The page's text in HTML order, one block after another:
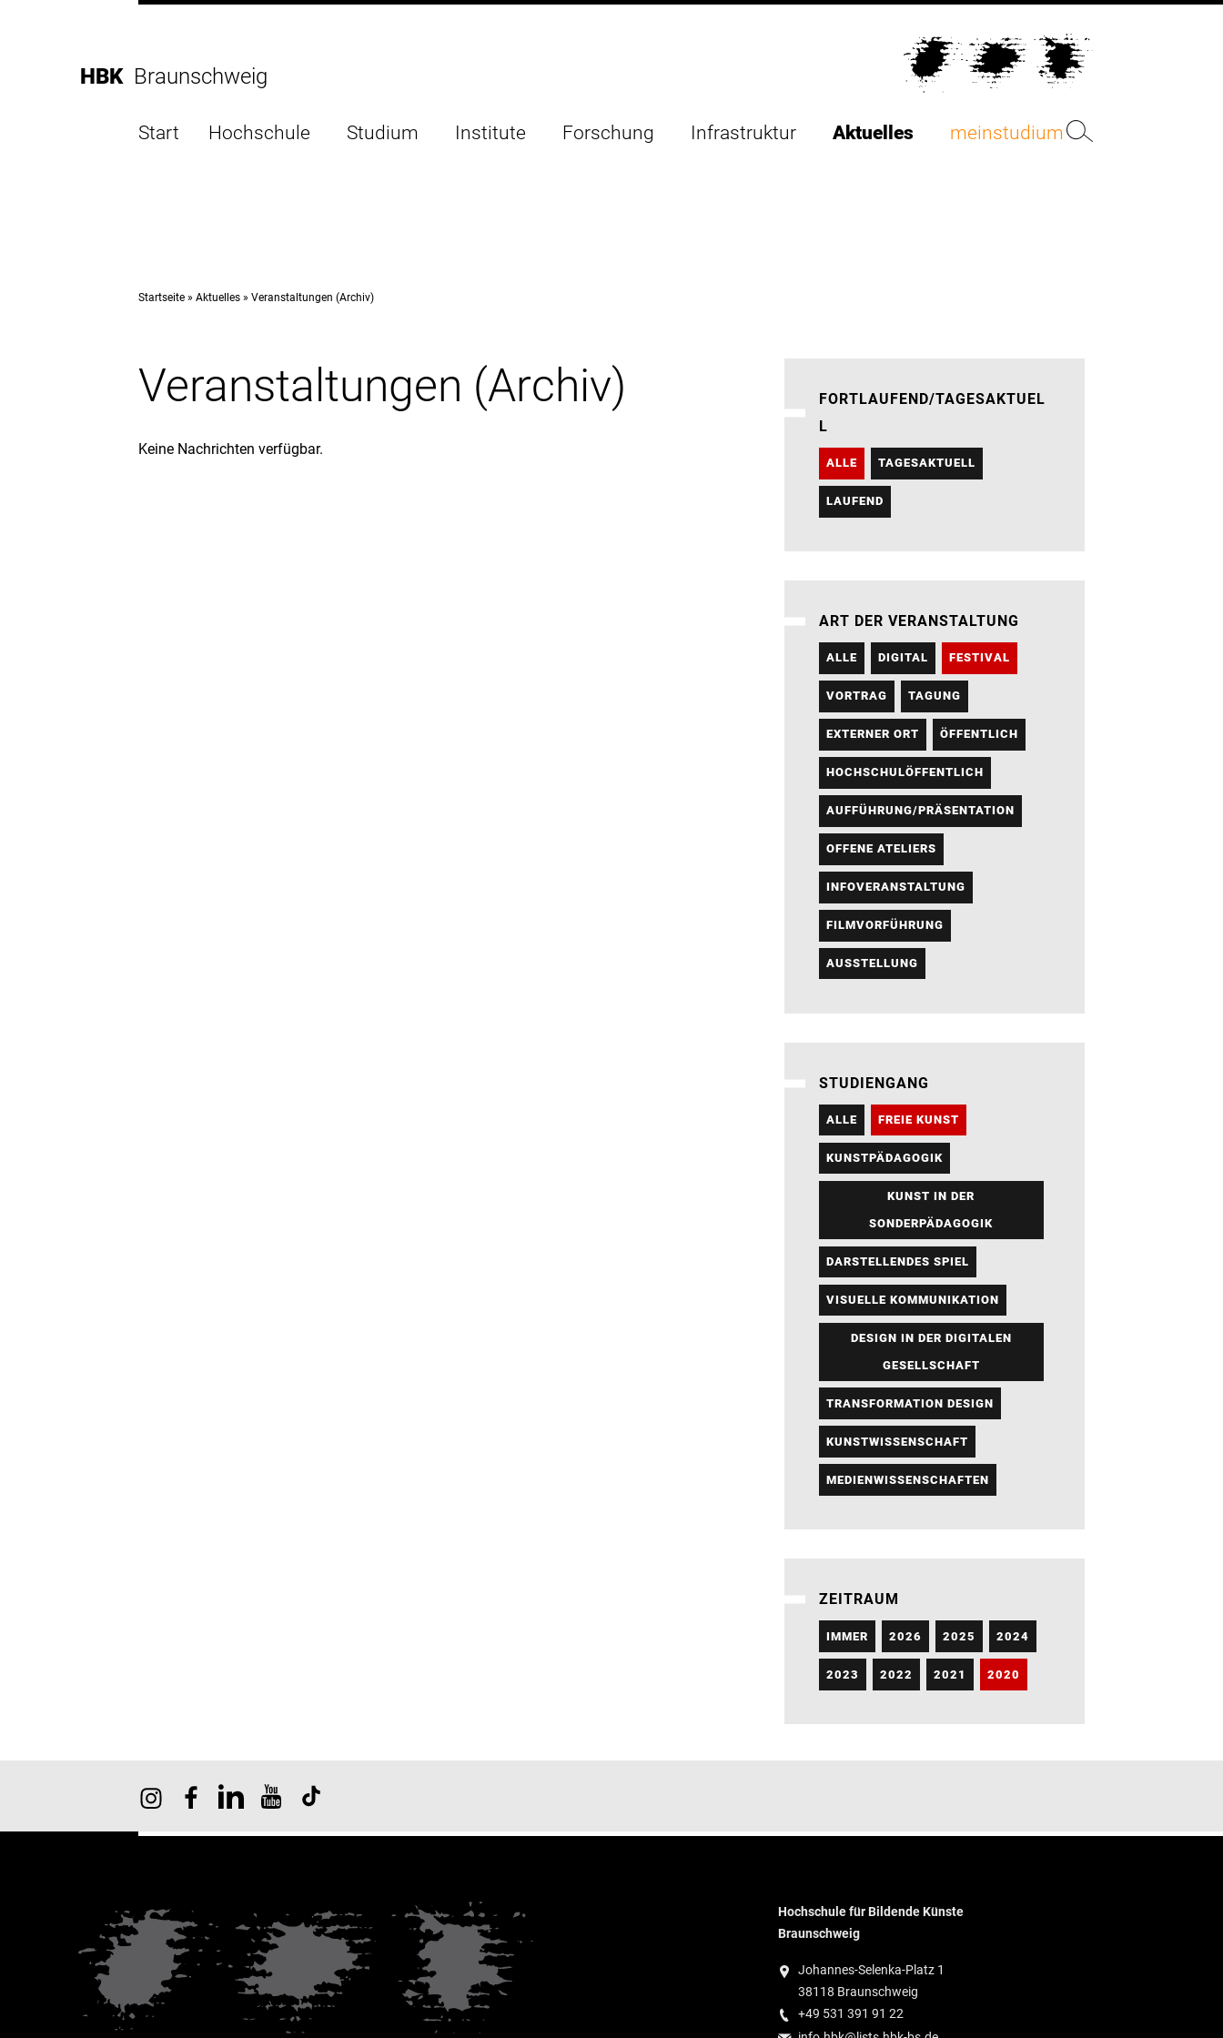
Hauptnavigation
HBK Braunschweig
Start Hochschule Studium Institute Forschung Infrastruktur Aktuelles meinstudium
Startseite Aktuelles Veranstaltungen (Archiv)
Veranstaltungen (Archiv)
Keine Nachrichten verfügbar.
FORTLAUFEND/TAGESAKTUEL
L
ALLE TAGESAKTUELL
LAUFEND
ART DER VERANSTALTUNG
ALLE DIGITAL FESTIVAL
VORTRAG TAGUNG
EXTERNER ORT ÖFFENTLICH
HOCHSCHULÖFFENTLICH
AUFFÜHRUNG/PRÄSENTATION
OFFENE ATELIERS
INFOVERANSTALTUNG
FILMVORFÜHRUNG
AUSSTELLUNG
STUDIENGANG
ALLE FREIE KUNST
KUNSTPÄDAGOGIK
KUNST IN DER
SONDERPÄDAGOGIK
DARSTELLENDES SPIEL
VISUELLE KOMMUNIKATION
DESIGN IN DER DIGITALEN
GESELLSCHAFT
TRANSFORMATION DESIGN
KUNSTWISSENSCHAFT
MEDIENWISSENSCHAFTEN
ZEITRAUM
IMMER 2026 2025 2024
2023 2022 2021 2020
Hochschule für Bildende Künste
Braunschweig
Johannes-Selenka-Platz 1
38118 Braunschweig
+49 531 391 91 22